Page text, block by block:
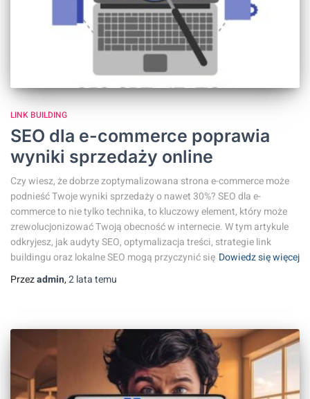
LINK BUILDING
SEO dla e-commerce poprawia
wyniki sprzedaży online
Czy wiesz, że dobrze zoptymalizowana strona e-commerce może
podnieść Twoje wyniki sprzedaży o nawet 30%? SEO dla e-
commerce to nie tylko technika, to kluczowy element, który może
zrewolucjonizować Twoją obecność w internecie. W tym artykule
odkryjesz, jak audyty SEO, optymalizacja treści, strategie link
buildingu oraz lokalne SEO mogą przyczynić się Dowiedz się więcej
Przezadmin,2 latatemu